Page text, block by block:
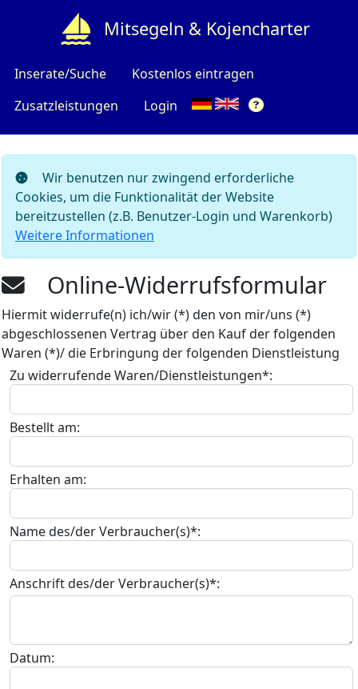
Mitsegeln & Kojencharter
Inserate/Suche
Kostenlos eintragen
Zusatzleistungen
Login
Wir benutzen nur zwingend erforderliche
Cookies, um die Funktionalität der Website
bereitzustellen (z.B. Benutzer-Login und Warenkorb)
Weitere Informationen
Online-Widerrufsformular
Hiermit widerrufe(n) ich/wir (*) den von mir/uns (*)
abgeschlossenen Vertrag über den Kauf der folgenden
Waren (*)/ die Erbringung der folgenden Dienstleistung
Zu widerrufende Waren/Dienstleistungen*:
Bestellt am:
Erhalten am:
Name des/der Verbraucher(s)*:
Anschrift des/der Verbraucher(s)*:
Datum: